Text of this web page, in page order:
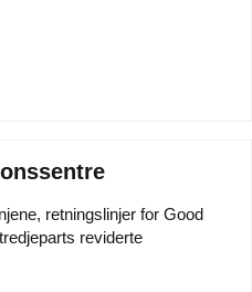
retningslinjer for Good
reviderte